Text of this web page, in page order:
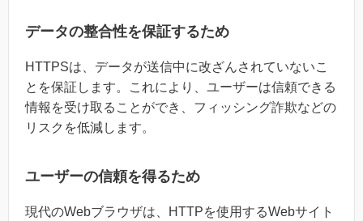
データの整合性を保証するため
HTTPSは、データが送信中に改ざんされていないこ
とを保証します。これにより、ユーザーは信頼できる
情報を受け取ることができ、フィッシング詐欺などの
リスクを低減します。
ユーザーの信頼を得るため
現代のWebブラウザは、HTTPを使用するWebサイト